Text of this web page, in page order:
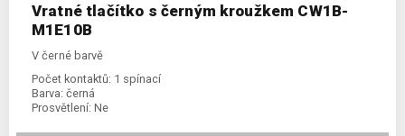
Vratné tlačítko s černým kroužkem CW1B-
M1E10B
V černé barvě
Počet kontaktů: 1 spínací
Barva: černá
Prosvětlení: Ne